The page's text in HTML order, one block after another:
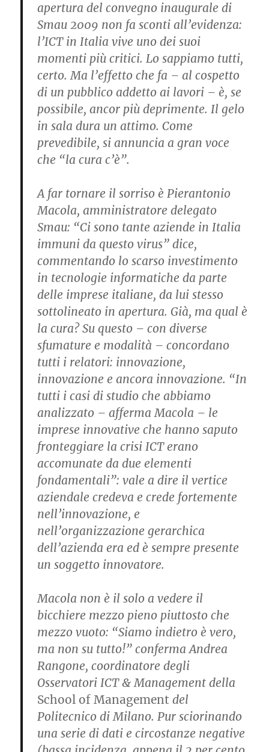
apertura del convegno inaugurale di
Smau 2009 non fa sconti all’evidenza:
l’ICT in Italia vive uno dei suoi
momenti più critici. Lo sappiamo tutti,
certo. Ma l’effetto che fa – al cospetto
di un pubblico addetto ai lavori – è, se
possibile, ancor più deprimente. Il gelo
in sala dura un attimo. Come
prevedibile, si annuncia a gran voce
che “la cura c’è”.
A far tornare il sorriso è Pierantonio
Macola, amministratore delegato
Smau: “Ci sono tante aziende in Italia
immuni da questo virus” dice,
commentando lo scarso investimento
in tecnologie informatiche da parte
delle imprese italiane, da lui stesso
sottolineato in apertura. Già, ma qual è
la cura? Su questo – con diverse
sfumature e modalità – concordano
tutti i relatori: innovazione,
innovazione e ancora innovazione. “In
tutti i casi di studio che abbiamo
analizzato – afferma Macola – le
imprese innovative che hanno saputo
fronteggiare la crisi ICT erano
accomunate da due elementi
fondamentali”: vale a dire il vertice
aziendale credeva e crede fortemente
nell’innovazione, e
nell’organizzazione gerarchica
dell’azienda era ed è sempre presente
un soggetto innovatore.
Macola non è il solo a vedere il
bicchiere mezzo pieno piuttosto che
mezzo vuoto: “Siamo indietro è vero,
ma non su tutto!” conferma Andrea
Rangone, coordinatore degli
Osservatori ICT & Management della
School of Management del
Politecnico di Milano. Pur sciorinando
una serie di dati e circostanze negative